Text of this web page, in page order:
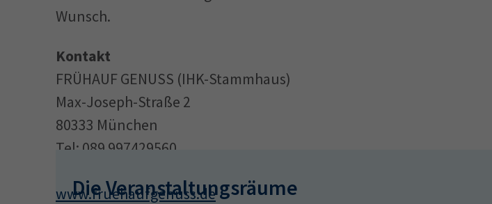
Wunsch.
Kontakt
FRÜHAUF GENUSS (IHK-Stammhaus)
Max-Joseph-Straße 2
80333 München
Tel: 089 997429560
www.fruehaufgenuss.de
Die Veranstaltungsräume